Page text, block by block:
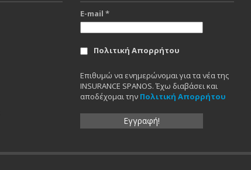
E-mail *
Πολιτική Απορρήτου
Επιθυμώ να ενημερώνομαι για τα νέα της
INSURANCE SPANOS. Έχω διαβάσει και
αποδέχομαι την Πολιτική Απορρήτου